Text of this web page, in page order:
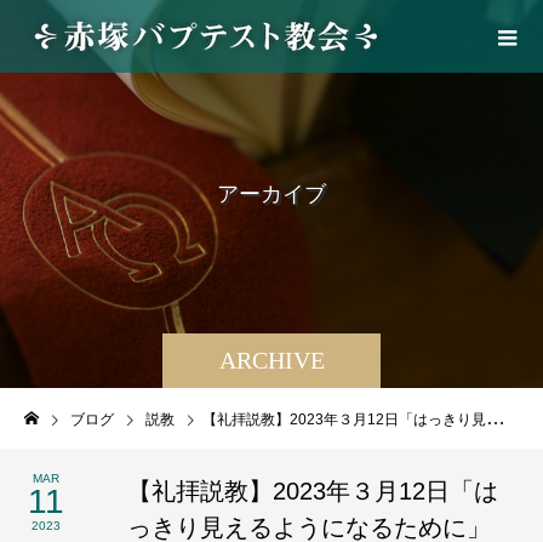
ARCHIVE
アーカイブ
ブログ 説教 【礼拝説教】2023年３月12日「はっきり見えるようになるために」
MAR
11
2023
【礼拝説教】2023年３月12日「は
っきり見えるようになるために」